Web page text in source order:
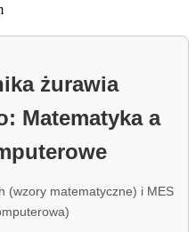
żurawia
Matematyka a
(wzory matematyczne) i MES